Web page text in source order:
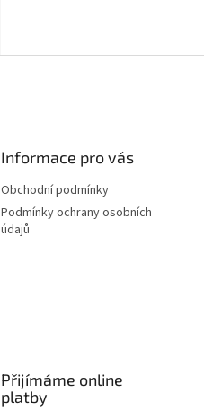
Informace pro vás
Obchodní podmínky
Podmínky ochrany osobních
údajů
Přijímáme online
platby